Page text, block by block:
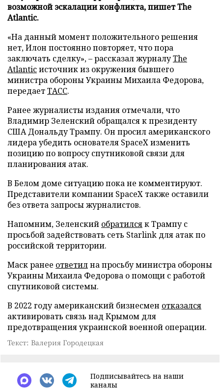
возможной эскалации конфликта, пишет The
Atlantic.
«На данный момент положительного решения
нет, Илон постоянно повторяет, что пора
заключать сделку», – рассказал журналуThe
Atlanticисточник из окружения бывшего
министра обороны Украины Михаила Федорова,
передаетТАСС.
Ранее журналисты издания отмечали, что
Владимир Зеленский обращался к президенту
США Дональду Трампу. Он просил американского
лидера убедить основателя SpaceX изменить
позицию по вопросу спутниковой связи для
планирования атак.
В Белом доме ситуацию пока не комментируют.
Представители компании SpaceX также оставили
без ответа запросы журналистов.
Напомним, Зеленский обратилсяк Трампу с
просьбой задействовать сеть Starlink для атак по
российской территории.
Маск ранее ответилна просьбу министра обороны
Украины Михаила Федорова о помощи с работой
спутниковой системы.
В 2022 году американский бизнесмен отказался
активировать связь над Крымом для
предотвращения украинской военной операции.
Текст: Валерия Городецкая
Подписывайтесь на наши
каналы